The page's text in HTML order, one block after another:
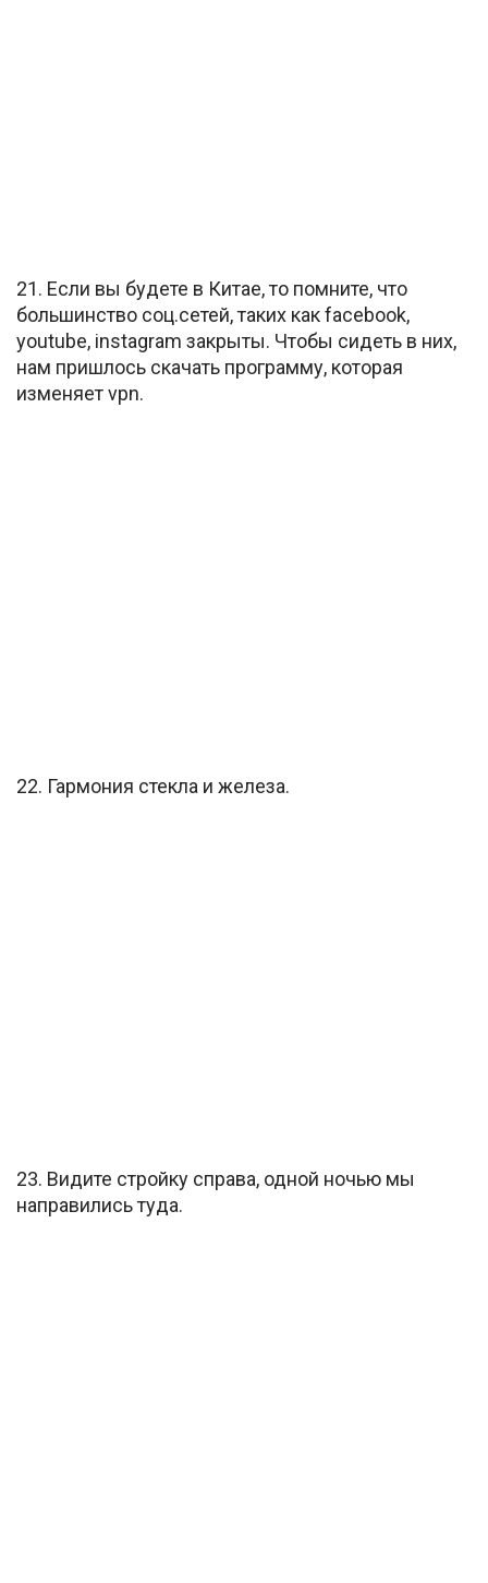
21. Если вы будете в Китае, то помните, что
большинство соц.сетей, таких как facebook,
youtube, instagram закрыты. Чтобы сидеть в них,
нам пришлось скачать программу, которая
изменяет vpn.
22. Гармония стекла и железа.
23. Видите стройку справа, одной ночью мы
направились туда.